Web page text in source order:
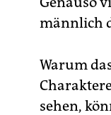
männlich
Warum
sehen,